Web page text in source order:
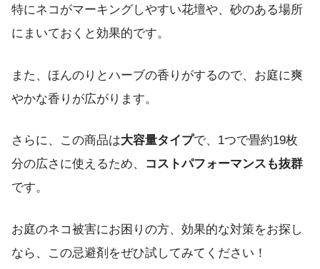
特にネコがマーキングしやすい花壇や、砂のある場所
にまいておくと効果的です。
また、ほんのりとハーブの香りがするので、お庭に爽
やかな香りが広がります。
さらに、この商品は大容量タイプで、1つで畳約19枚
分の広さに使えるため、
コストパフォーマンスも抜群
です。
お庭のネコ被害にお困りの方、効果的な対策をお探し
なら、この忌避剤をぜひ試してみてください！